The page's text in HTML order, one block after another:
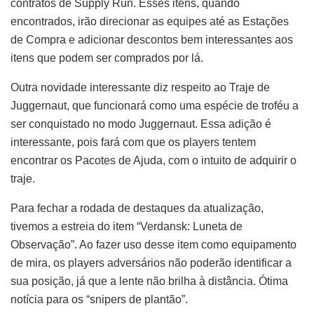
contratos de Supply Run. Esses itens, quando
encontrados, irão direcionar as equipes até as Estações
de Compra e adicionar descontos bem interessantes aos
itens que podem ser comprados por lá.
Outra novidade interessante diz respeito ao Traje de
Juggernaut, que funcionará como uma espécie de troféu a
ser conquistado no modo Juggernaut. Essa adição é
interessante, pois fará com que os players tentem
encontrar os Pacotes de Ajuda, com o intuito de adquirir o
traje.
Para fechar a rodada de destaques da atualização,
tivemos a estreia do item “Verdansk: Luneta de
Observação”. Ao fazer uso desse item como equipamento
de mira, os players adversários não poderão identificar a
sua posição, já que a lente não brilha à distância. Ótima
notícia para os “snipers de plantão”.